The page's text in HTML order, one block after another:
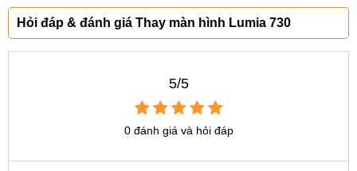
Lumia 730 tại MobileCity
Các quy trình đươc trung tâm thực hiện đều đã có từ lâu, với
mọi bước phải thực hiện chuẩn để tránh xảy ra các sự cố
ngoài ý muốn. Trong khi đó nhiều vấn đề xảy ra trong quá
MobileCity luôn rút kinh nghiệm từ các trung tâm đó. Màn
hình Lumia 730 được thay đơn giản và trong thời gian ngắn
Hỏi đáp & đánh giá Thay màn hình Lumia 730
5/5
0 đánh giá và hỏi đáp